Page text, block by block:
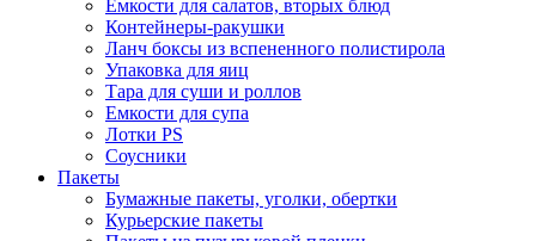
Емкости для салатов, вторых блюд
Контейнеры-ракушки
Ланч боксы из вспененного полистирола
Упаковка для яиц
Тара для суши и роллов
Емкости для супа
Лотки PS
Соусники
Пакеты
Бумажные пакеты, уголки, обертки
Курьерские пакеты